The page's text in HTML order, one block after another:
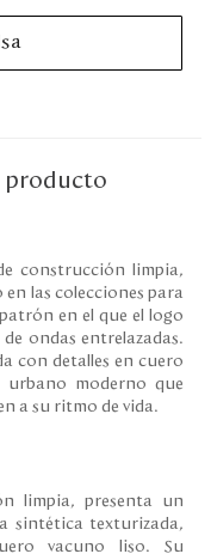
producto
construcción limpia,
las colecciones para
en el que el logo
ondas entrelazadas.
con detalles en cuero
urbano moderno que
a su ritmo de vida.
limpia, presenta un
sintética texturizada,
vacuno liso. Su